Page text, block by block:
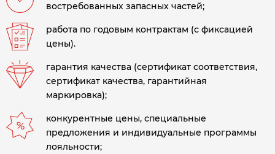
востребованных запасных частей;
работа по годовым контрактам (с фиксацией
цены).
гарантия качества (сертификат соответствия,
сертификат качества, гарантийная
маркировка);
конкурентные цены, специальные
предложения и индивидуальные программы
лояльности;